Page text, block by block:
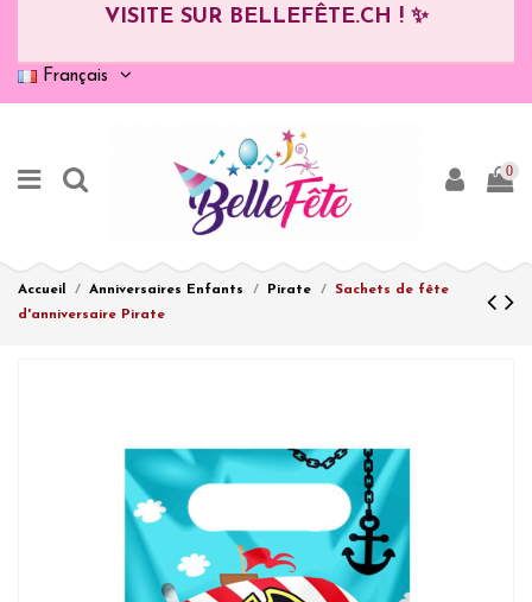
VISITE SUR BELLEFÊTE.CH ! ✨
Français
0
Accueil Anniversaires Enfants Pirate
Sachets de fête
d'anniversaire Pirate